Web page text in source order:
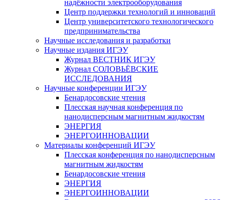
надёжности электрооборудования
Центр поддержки технологий и инноваций
Центр университетского технологического
предпринимательства
Научные исследования и разработки
Научные издания ИГЭУ
Журнал ВЕСТНИК ИГЭУ
Журнал СОЛОВЬЁВСКИЕ
ИССЛЕДОВАНИЯ
Научные конференции ИГЭУ
Бенардосовские чтения
Плесская научная конференция по
нанодисперсным магнитным жидкостям
ЭНЕРГИЯ
ЭНЕРГОИННОВАЦИИ
Материалы конференций ИГЭУ
Плесская конференция по нанодисперсным
магнитным жидкостям
Бенардосовские чтения
ЭНЕРГИЯ
ЭНЕРГОИННОВАЦИИ